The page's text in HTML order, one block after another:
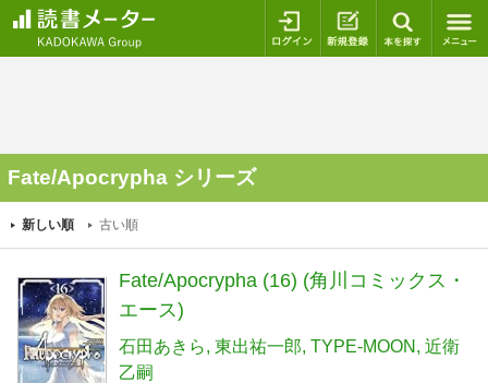
ログイン 新規登録
Fate/Apocrypha シリーズ
新しい順 古い順
Fate/Apocrypha (16) (角川コミックス・
エース)
石田あきら 東出祐一郎 TYPE-MOON
近衛
乙嗣